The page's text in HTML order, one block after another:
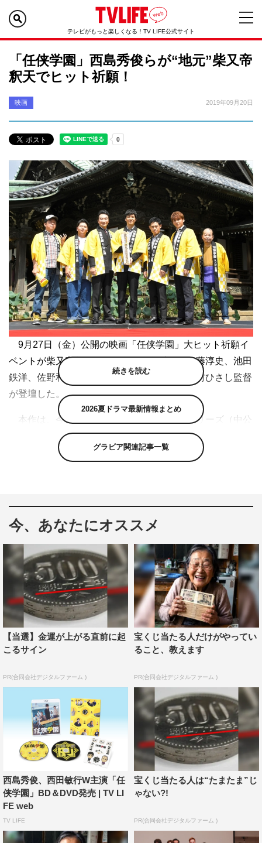
テレビがもっと楽しくなる！TV LIFE公式サイト
「任侠学園」西島秀俊らが“地元”柴又帝
釈天でヒット祈願！
映画 2019年09月20日
9月27日（金）公開の映画「任侠学園」大ヒット祈願イ
ベントが柴又帝釈天で行われ、西島秀俊、伊藤淳史、池田
鉄洋、佐野和真、前田航基、佐藤蛾次郎、木村ひさし監督
が登壇した。
本作は、今野敏による人気小説「任侠」シリーズ（中公
文庫）を西島秀俊と西田敏行のW主演で映画化。世の中の
ルールは絶対守る、社会奉仕が大好きな弱小ヤクザ“阿岐
作。
本作に登場する阿岐本組が拠点を構えているのが葛飾と
いうことで、由緒正しき柴又帝釈天を訪れた一同。門前に
車を乗り付け、佐藤を先頭に阿岐本組の面々、木村監督が
姿を現すと、参道に集まったファンから一斉に歓声が上が
った。メンバーは参道でファンと笑顔で握手やハイタッチ
を交わすなど“全員善人”のファンサービスで地元密着ぶり
をアピール。ファンへのあいさつを終え、参拝すると、場
そろいのかわいらしい黄色の法被を羽織って登場。西島は
「こんなに暑い中、帝釈天で祈願ができて、本当にヒット
するんじゃないかという気がしてきました！」と。
この日は快晴に恵まれ、伊藤が「ヒット祈願に相応しい
ような天気ですね」、池田も「昨日も明日も雨の予報、そ
して今日は晴れ、さすが晴れ男西島秀俊！」と声をそろえ
た。
すると佐藤は「実は僕も晴れ男（笑）」と話しだし「寅
続きを読む
2026夏ドラマ最新情報まとめ
グラビア関連記事一覧
今、あなたにオススメ
【当選】金運が上がる直前に起
こるサイン
PR(合同会社デジタルファーム )
宝くじ当たる人だけがやってい
ること、教えます
PR(合同会社デジタルファーム )
西島秀俊、西田敏行W主演「任
侠学園」BD＆DVD発売 | TV LI
FE web
TV LIFE
宝くじ当たる人は“たまたま”じ
ゃない?!
PR(合同会社デジタルファーム )